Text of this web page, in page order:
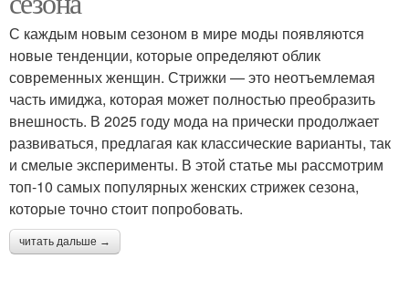
С каждым новым сезоном в мире моды появляются
новые тенденции, которые определяют облик
современных женщин. Стрижки — это неотъемлемая
часть имиджа, которая может полностью преобразить
внешность. В 2025 году мода на прически продолжает
развиваться, предлагая как классические варианты, так
и смелые эксперименты. В этой статье мы рассмотрим
топ-10 самых популярных женских стрижек сезона,
которые точно стоит попробовать.
читать дальше →